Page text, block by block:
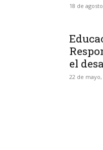
18 de
el
22 de mayo,